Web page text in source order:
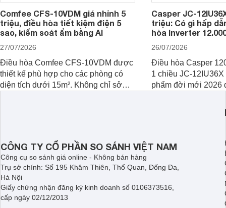
Comfee CFS-10VDM giá nhỉnh 5
triệu, điều hòa tiết kiệm điện 5
sao, kiểm soát ẩm bằng AI
27/07/2026
Điều hòa Comfee CFS-10VDM được
thiết kế phù hợp cho các phòng có
diện tích dưới 15m². Không chỉ sở
mức giá dễ tiếp cận.
Casper JC-
triệu: Có gì hấp
hòa Inverter
26/07/2026
Điều hòa Casper
1 chiều JC-
phẩm đời mới 2026
CÔNG TY CỔ PHẦN SO SÁNH VIỆT NAM
Công cụ so sánh giá online - Không bán hàng
Trụ sở chính: Số 195 Khâm Thiên, Thổ Quan, Đống Đa,
Hà Nội
Giấy chứng nhận đăng ký kinh doanh số 0106373516,
cấp ngày 02/12/2013